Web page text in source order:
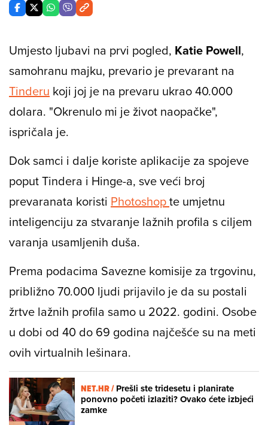
Umjesto ljubavi na prvi pogled, Katie Powell,
samohranu majku, prevario je prevarant na
Tinderu koji joj je na prevaru ukrao 40.000
dolara. "Okrenulo mi je život naopačke",
ispričala je.
Dok samci i dalje koriste aplikacije za spojeve
poput Tindera i Hinge-a, sve veći broj
prevaranata koristi Photoshopte umjetnu
inteligenciju za stvaranje lažnih profila s ciljem
varanja usamljenih duša.
Prema podacima Savezne komisije za trgovinu,
približno 70.000 ljudi prijavilo je da su postali
žrtve lažnih profila samo u 2022. godini. Osobe
u dobi od 40 do 69 godina najčešće su na meti
ovih virtualnih lešinara.
NET.HR /Prešli ste tridesetu i planirate
ponovno početi izlaziti? Ovako ćete izbjeći
zamke